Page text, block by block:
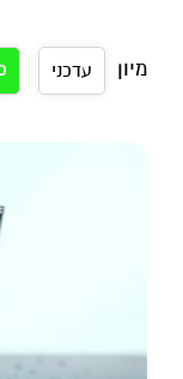
מיון עדכני